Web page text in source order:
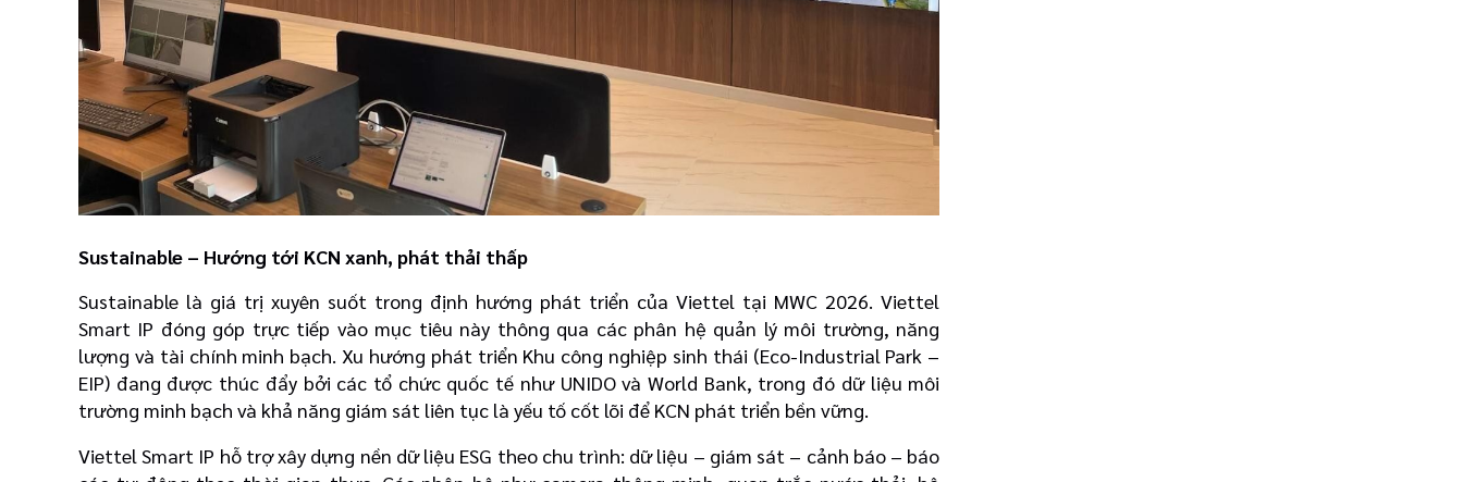
Sustainable – Hướng tới KCN xanh, phát thải thấp
Sustainable là giá trị xuyên suốt trong định hướng phát triển của Viettel tại MWC 2026. Viettel
Smart IP đóng góp trực tiếp vào mục tiêu này thông qua các phân hệ quản lý môi trường, năng
lượng và tài chính minh bạch. Xu hướng phát triển Khu công nghiệp sinh thái (Eco-Industrial Park –
EIP) đang được thúc đẩy bởi các tổ chức quốc tế như UNIDO và World Bank, trong đó dữ liệu môi
trường minh bạch và khả năng giám sát liên tục là yếu tố cốt lõi để KCN phát triển bền vững.
Viettel Smart IP hỗ trợ xây dựng nền dữ liệu ESG theo chu trình: dữ liệu – giám sát – cảnh báo – báo